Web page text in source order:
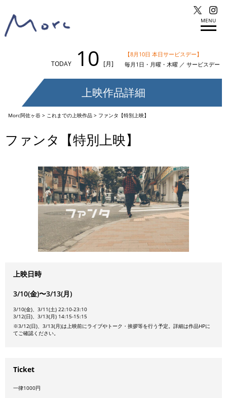
MENU
TODAY 10 [月]
【8月10日 本日サービスデー】
毎月1日・月曜・木曜 ／ サービスデー
上映作品詳細
Morc阿佐ヶ谷> これまでの上映作品> ファンタ【特別上映】
ファンタ【特別上映】
上映日時
3/10(金)〜3/13(月)
3/10(金)、3/11(土) 22:10-23:10
3/12(日)、3/13(月) 14:15-15:15
※3/12(日)、3/13(月)は上映前にライブやトーク・挨拶等を行う予定。詳細は作品HPに
てご確認ください。
Ticket
一律1000円